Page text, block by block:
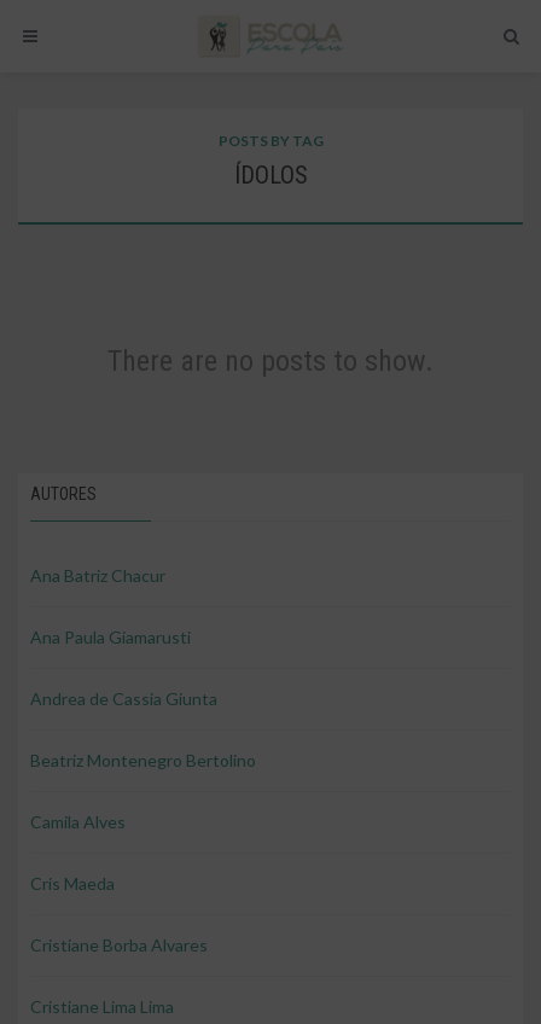
POSTS BY TAG
ÍDOLOS
There are no posts to show.
AUTORES
Ana Batriz Chacur
Ana Paula Giamarusti
Andrea de Cassia Giunta
Beatriz Montenegro Bertolino
Camila Alves
Cris Maeda
Cristiane Borba Alvares
Cristiane Lima Lima